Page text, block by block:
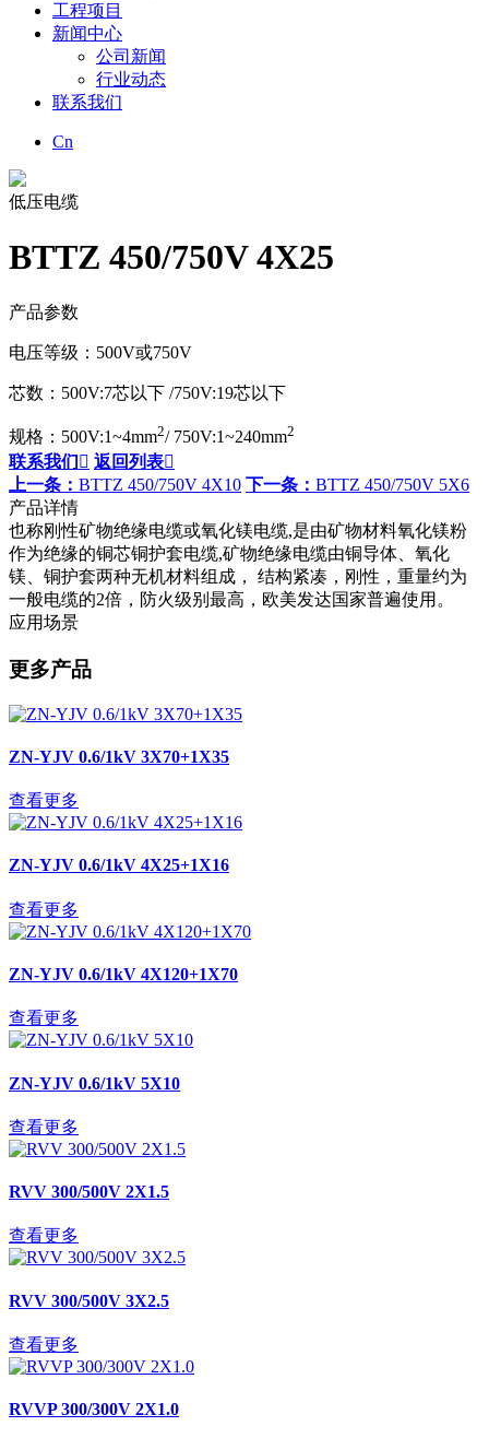
工程项目
新闻中心
公司新闻
行业动态
联系我们
Cn
低压电缆
BTTZ 450/750V 4X25
产品参数
电压等级：500V或750V
芯数：500V:7芯以下 /750V:19芯以下
规格：500V:1~4mm2/ 750V:1~240mm2
联系我们  返回列表
上一条： BTTZ 450/750V 4X10 下一条： BTTZ 450/750V 5X6
产品详情
也称刚性矿物绝缘电缆或氧化镁电缆,是由矿物材料氧化镁粉
作为绝缘的铜芯铜护套电缆,矿物绝缘电缆由铜导体、氧化
镁、铜护套两种无机材料组成， 结构紧凑，刚性，重量约为
一般电缆的2倍，防火级别最高，欧美发达国家普遍使用。
应用场景
更多产品
ZN-YJV 0.6/1kV 3X70+1X35
查看更多
ZN-YJV 0.6/1kV 4X25+1X16
查看更多
ZN-YJV 0.6/1kV 4X120+1X70
查看更多
ZN-YJV 0.6/1kV 5X10
查看更多
RVV 300/500V 2X1.5
查看更多
RVV 300/500V 3X2.5
查看更多
RVVP 300/300V 2X1.0